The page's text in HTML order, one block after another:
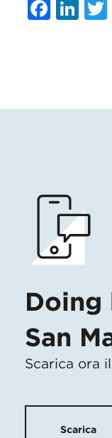
Doing
San
Scarica ora
Scarica